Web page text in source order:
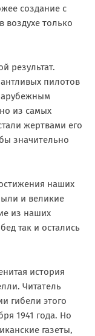
создание с
воздухе только
результат.
пилотов
из самых
жертвами его
значительно
наших
и великие
из наших
так и остались
история
Читатель
гибели этого
1941 года. Но
газеты,